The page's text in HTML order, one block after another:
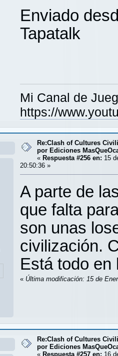
Enviado
Tapatalk
Mi Canal de
https://
Re:Clash of Cultures
por Ediciones
« Respuesta #256 en: 15
20:50:36 »
A parte de
que falta
son unas
civilización.
Está todo en
« Última modificación: 15 de
Re:Clash of Cultures
por Ediciones
« Respuesta #257 en: 16